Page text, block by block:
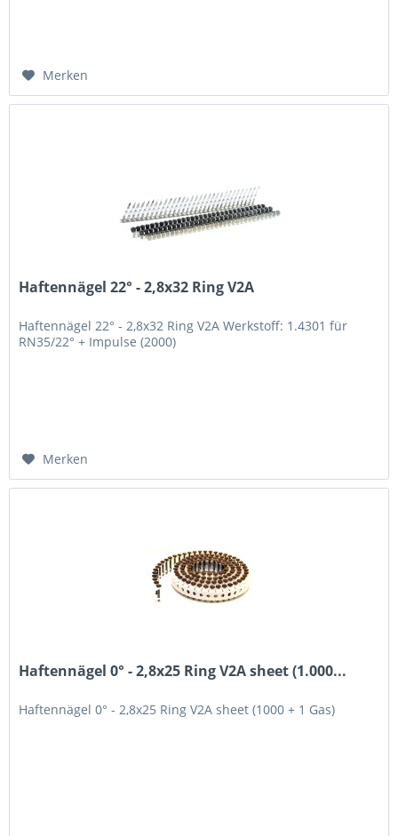
Merken
Haftennägel 22° - 2,8x32 Ring V2A
Haftennägel 22° - 2,8x32 Ring V2A Werkstoff: 1.4301 für
RN35/22° + Impulse (2000)
Merken
Haftennägel 0° - 2,8x25 Ring V2A sheet (1.000...
Haftennägel 0° - 2,8x25 Ring V2A sheet (1000 + 1 Gas)